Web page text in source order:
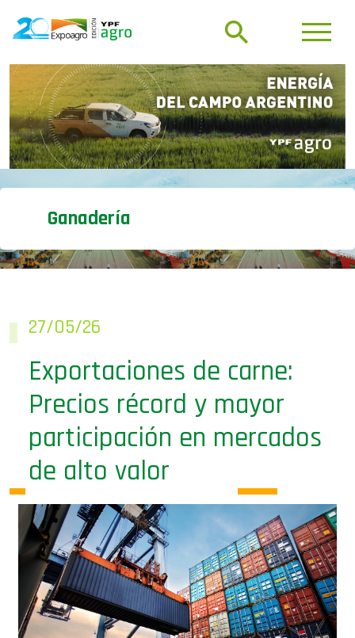
Ganadería
27/05/26
Exportaciones de carne:
Precios récord y mayor
participación en mercados
de alto valor